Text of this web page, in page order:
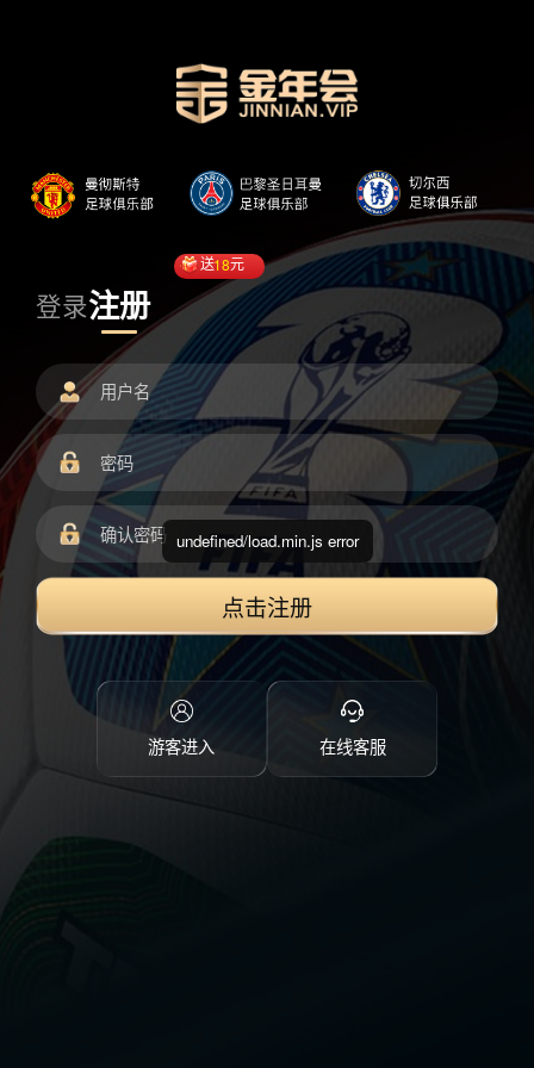
登录注册
送18元
点击注册
游客进入 在线客服
undefined/load.min.js error